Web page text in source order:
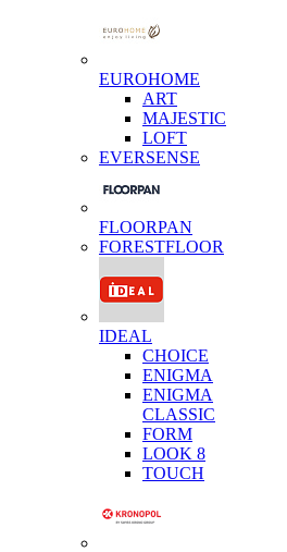
EUROHOME
ART
MAJESTIC
LOFT
EVERSENSE
FLOORPAN
FORESTFLOOR
IDEAL
CHOICE
ENIGMA
ENIGMA
CLASSIC
FORM
LOOK 8
TOUCH